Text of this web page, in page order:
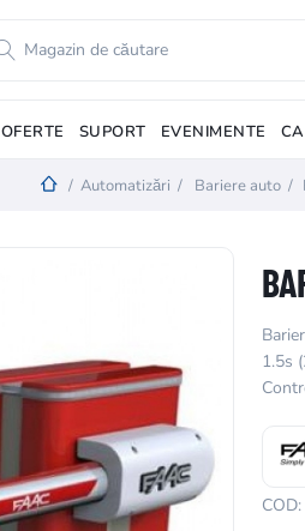
OFERTE SUPORT EVENIMENTE
/ Automatizări / Bariere auto /
1.5s
COD: